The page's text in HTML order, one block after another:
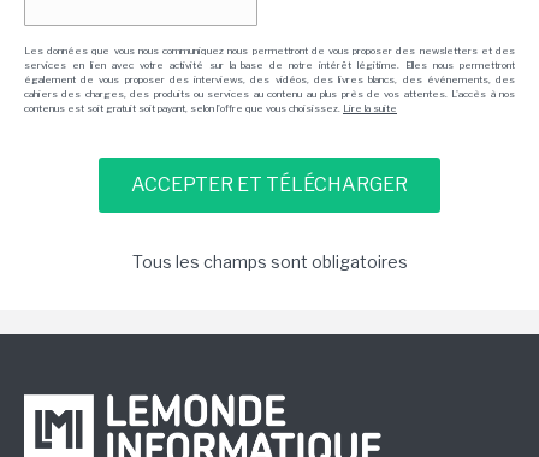
Les données que vous nous communiquez nous permettront de vous proposer des newsletters et des
services en lien avec votre activité sur la base de notre intérêt légitime. Elles nous permettront
également de vous proposer des interviews, des vidéos, des livres blancs, des événements, des
cahiers des charges, des produits ou services au contenu au plus près de vos attentes. L'accès à nos
contenus est soit gratuit soit payant, selon l'offre que vous choisissez. Lire la suite
Tous les champs sont obligatoires